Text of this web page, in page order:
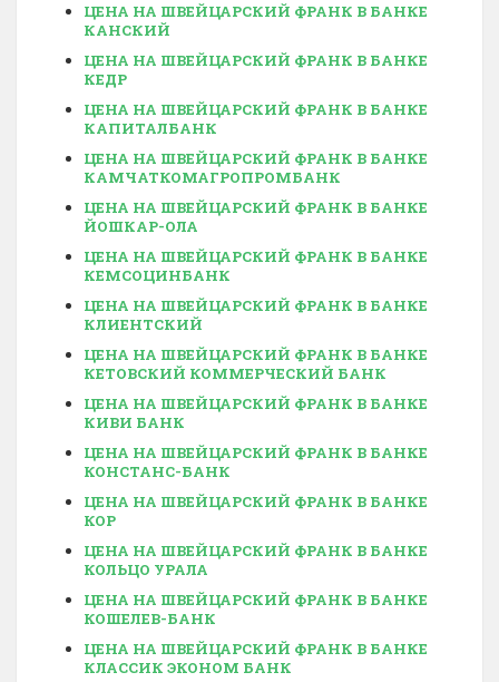
ЦЕНА НА ШВЕЙЦАРСКИЙ ФРАНК В БАНКЕ
КАНСКИЙ
ЦЕНА НА ШВЕЙЦАРСКИЙ ФРАНК В БАНКЕ
КЕДР
ЦЕНА НА ШВЕЙЦАРСКИЙ ФРАНК В БАНКЕ
КАПИТАЛБАНК
ЦЕНА НА ШВЕЙЦАРСКИЙ ФРАНК В БАНКЕ
КАМЧАТКОМАГРОПРОМБАНК
ЦЕНА НА ШВЕЙЦАРСКИЙ ФРАНК В БАНКЕ
ЙОШКАР-ОЛА
ЦЕНА НА ШВЕЙЦАРСКИЙ ФРАНК В БАНКЕ
КЕМСОЦИНБАНК
ЦЕНА НА ШВЕЙЦАРСКИЙ ФРАНК В БАНКЕ
КЛИЕНТСКИЙ
ЦЕНА НА ШВЕЙЦАРСКИЙ ФРАНК В БАНКЕ
КЕТОВСКИЙ КОММЕРЧЕСКИЙ БАНК
ЦЕНА НА ШВЕЙЦАРСКИЙ ФРАНК В БАНКЕ
КИВИ БАНК
ЦЕНА НА ШВЕЙЦАРСКИЙ ФРАНК В БАНКЕ
КОНСТАНС-БАНК
ЦЕНА НА ШВЕЙЦАРСКИЙ ФРАНК В БАНКЕ
КОР
ЦЕНА НА ШВЕЙЦАРСКИЙ ФРАНК В БАНКЕ
КОЛЬЦО УРАЛА
ЦЕНА НА ШВЕЙЦАРСКИЙ ФРАНК В БАНКЕ
КОШЕЛЕВ-БАНК
ЦЕНА НА ШВЕЙЦАРСКИЙ ФРАНК В БАНКЕ
КЛАССИК ЭКОНОМ БАНК